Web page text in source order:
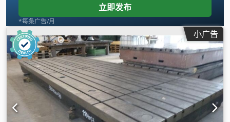
立即发布
*每条广告/月
小广告